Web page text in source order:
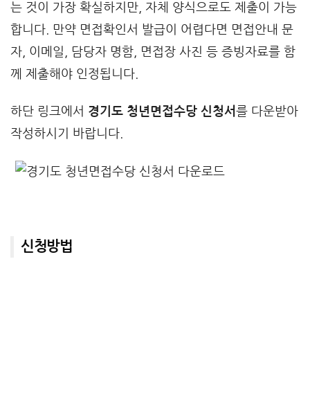
는 것이 가장 확실하지만, 자체 양식으로도 제출이 가능
합니다. 만약 면접확인서 발급이 어렵다면 면접안내 문
자, 이메일, 담당자 명함, 면접장 사진 등 증빙자료를 함
께 제출해야 인정됩니다.
하단 링크에서 경기도 청년면접수당 신청서 를 다운받아
작성하시기 바랍니다.
신청방법